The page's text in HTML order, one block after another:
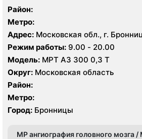
Район:
Метро:
Адрес: Московская обл., г.
пер., 49, стр. 1
Режим работы: 9.00 - 20.00
Модель: МРТ АЗ 300 0,3 Т
Округ: Московская область
Район:
Метро:
Город: Бронницы
МР ангиография головного мозга